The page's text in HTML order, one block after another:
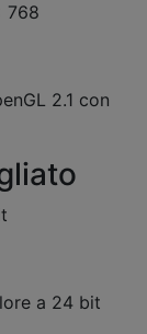
768
2.1 con
a 24 bit